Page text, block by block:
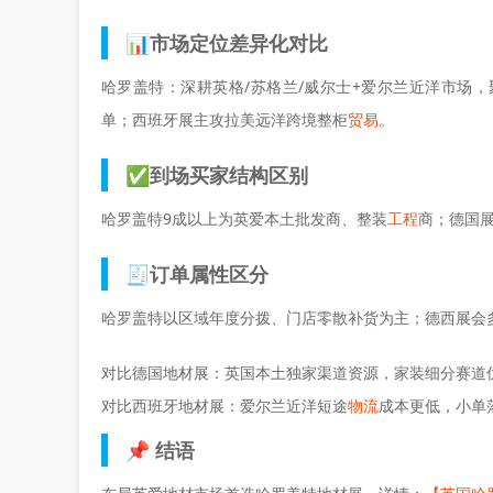
📊市场定位差异化对比
哈罗盖特：深耕英格/苏格兰/威尔士+爱尔兰近洋市场
单；西班牙展主攻拉美远洋跨境整柜贸易。
✅到场买家结构区别
哈罗盖特9成以上为英爱本土批发商、整装工程商；德国
🧾订单属性区分
哈罗盖特以区域年度分拨、门店零散补货为主；德西展
对比德国地材展：英国本土独家渠道资源，家装细分赛道
对比西班牙地材展：爱尔兰近洋短途物流成本更低，小单
📌 结语